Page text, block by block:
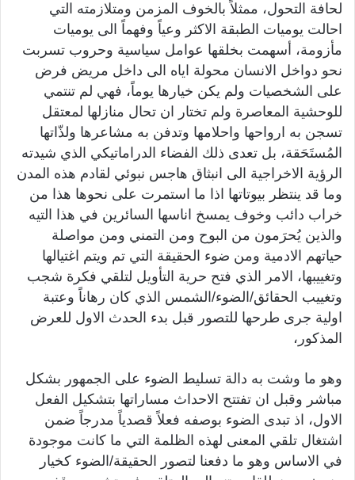
لحافة التحول، ممثلاً بالخوف المزمن ومتلازمته التي
احالت يوميات الطبقة الاكثر وعياً وفهماً الى يوميات
مأزومة، أسهمت بخلقها عوامل سياسية وحروب تسربت
نحو دواخل الانسان محولة اياه الى داخل مريض فرض
على الشخصيات ولم يكن خيارها يوماً، فهي لم تنتمي
للوحشية المعاصرة ولم تختار ان تحال منازلها لمعتقل
تسجن به ارواحها واحلامها وتدفن به مشاعرها ولذّاتها
المُستَحَقة، بل تعدى ذلك الفضاء الدراماتيكي الذي شيدته
الرؤية الاخراجية الى انبثاق هاجس نبوئي لقادم هذه المدن
وما قد ينتظر بيوتاتها اذا ما استمرت على نحوها هذا من
خراب دائب وخوف يمسخ اناسها السائرين في هذا التيه
والذين يُحرَمون من البوح ومن التمني ومن مواصلة
حياتهم الادمية ومن ضوء الحقيقة التي تم ويتم اغتيالها
وتغييبها، الامر الذي فتح حرية التأويل لتلقي فكرة شجب
وتغييب الحقائق/الضوء/الشمس الذي كان رهاناً وعتبة
اولية جرى طرحها للتصور قبل بدء الحدث الاول للعرض
المذكور،
وهو ما وشت به دالة تسليط الضوء على الجمهور بشكل
مباشر وقبل ان تفتتح الاحداث مساراتها بتشكيل الفعل
الاول، اذ تبدى الضوء بوصفه فعلاً قصدياً مدرجاً ضمن
اشتغال تلقي المعنى لهذه الظلمة التي ما كانت موجودة
في الاساس وهو ما دفعنا لتصور الحقيقة/الضوء كخيار